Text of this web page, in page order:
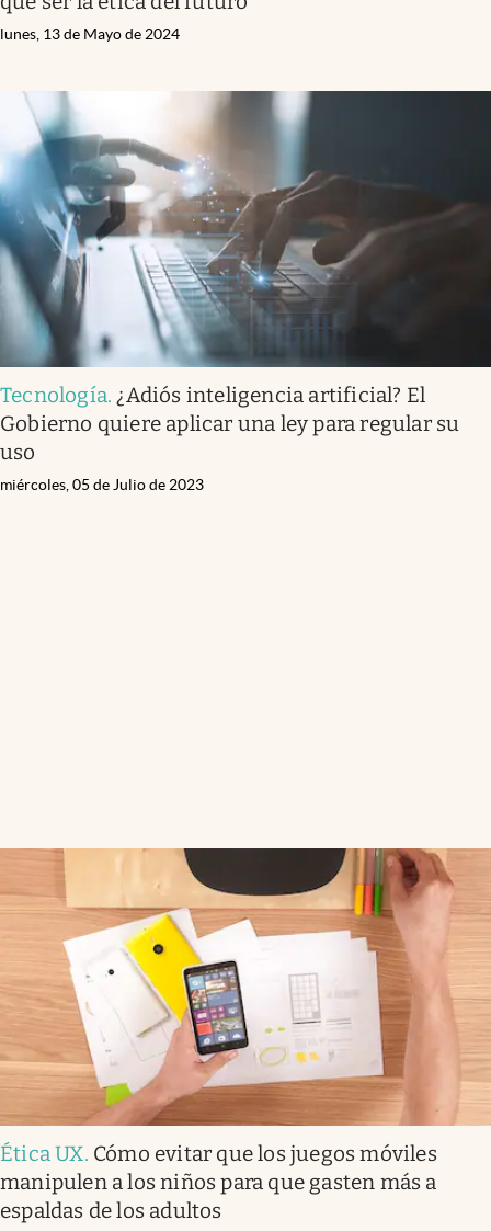
lunes, 13 de Mayo de 2024
Tecnología. ¿Adiós inteligencia artificial? El
Gobierno quiere aplicar una ley para regular su
uso
miércoles, 05 de Julio de 2023
Ética UX. Cómo evitar que los juegos móviles
manipulen a los niños para que gasten más a
espaldas de los adultos